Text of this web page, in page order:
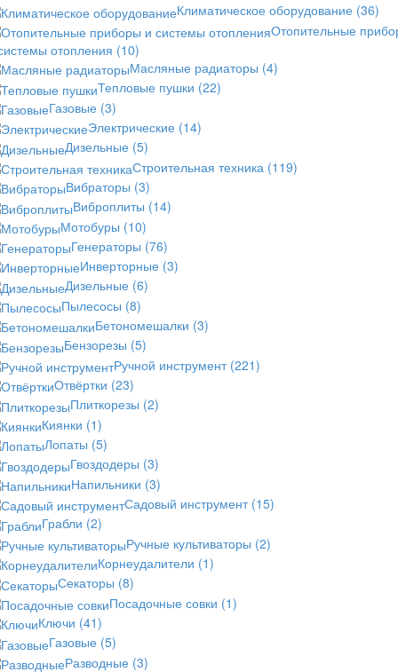
Климатическое оборудование (36)
Отопительные
отопления (10)
Масляные радиаторы (4)
Тепловые пушки (22)
Газовые (3)
Электрические (14)
Дизельные (5)
Строительная техника (119)
Вибраторы (3)
Виброплиты (14)
Мотобуры (10)
Генераторы (76)
Инверторные (3)
Дизельные (6)
Пылесосы (8)
Бетономешалки (3)
Бензорезы (5)
Ручной инструмент (221)
Отвёртки (23)
Плиткорезы (2)
Киянки (1)
Лопаты (5)
Гвоздодеры (3)
Напильники (3)
Садовый инструмент (15)
Грабли (2)
Ручные культиваторы (2)
Корнеудалители (1)
Секаторы (8)
Посадочные совки (1)
Ключи (41)
Газовые (5)
Разводные (3)